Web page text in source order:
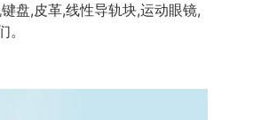
盘,皮革,线性导轨块,运动眼镜,